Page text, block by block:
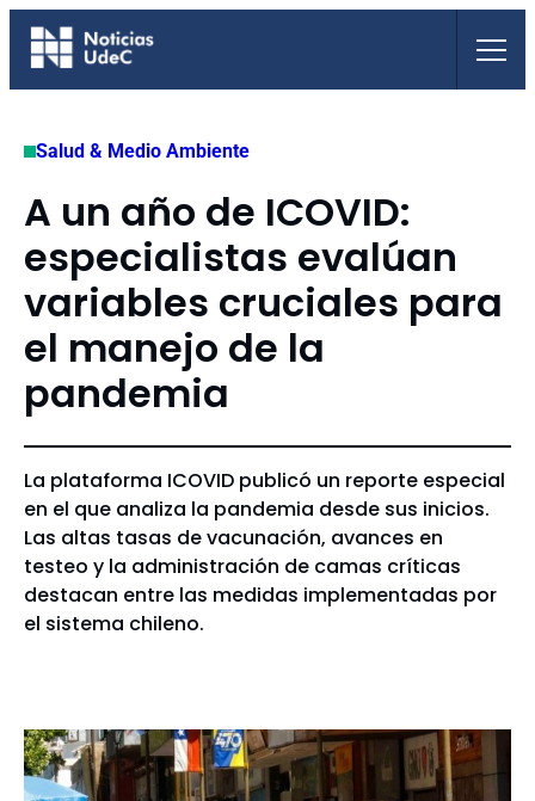
Saltar
Salud & Medio Ambiente
A un año de ICOVID:
especialistas evalúan
variables cruciales para
el manejo de la
pandemia
La plataforma ICOVID publicó un reporte especial
en el que analiza la pandemia desde sus inicios.
Las altas tasas de vacunación, avances en
testeo y la administración de camas críticas
destacan entre las medidas implementadas por
el sistema chileno.